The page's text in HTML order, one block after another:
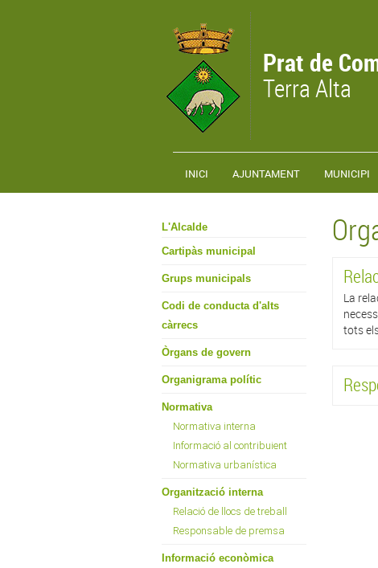
Prat de
Terra Alta
INICI AJUNTAMENT MUNICIPI
L'Alcalde
Cartipàs municipal
Grups municipals
Codi de conducta d'alts
càrrecs
Òrgans de govern
Organigrama polític
Normativa
Normativa interna
Informació al contribuient
Normativa urbanística
Organització interna
Relació de llocs de treball
Responsable de premsa
Informació econòmica
La
tots